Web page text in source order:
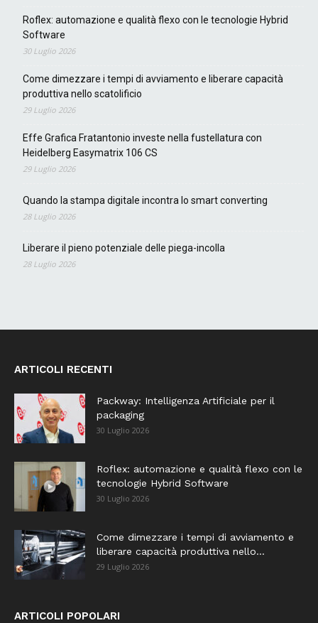
Roflex: automazione e qualità flexo con le tecnologie Hybrid
Software
30 Luglio 2026
Come dimezzare i tempi di avviamento e liberare capacità
produttiva nello scatolificio
29 Luglio 2026
Effe Grafica Fratantonio investe nella fustellatura con
Heidelberg Easymatrix 106 CS
29 Luglio 2026
Quando la stampa digitale incontra lo smart converting
28 Luglio 2026
Liberare il pieno potenziale delle piega-incolla
28 Luglio 2026
ARTICOLI RECENTI
Packway: Intelligenza Artificiale per il
packaging
30 Luglio 2026
Roflex: automazione e qualità flexo con le
tecnologie Hybrid Software
30 Luglio 2026
Come dimezzare i tempi di avviamento e
liberare capacità produttiva nello...
29 Luglio 2026
ARTICOLI POPOLARI